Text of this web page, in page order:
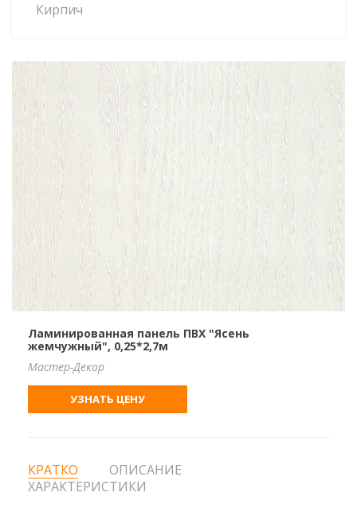
Кирпич
Ламинированная панель ПВХ "Ясень
жемчужный", 0,25*2,7м
Мастер-Декор
УЗНАТЬ ЦЕНУ
КРАТКО
ОПИСАНИЕ
ХАРАКТЕРИСТИКИ